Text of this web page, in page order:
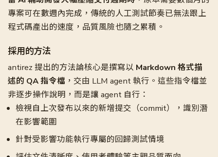
專案可在數週內完成，傳統的人工測試節奏已無法跟上
程式碼產出的速度，品質風險也隨之累積。
採用的方法
antirez 提出的方法論核心是撰寫以 Markdown 格式描
述的 QA 指令檔 ，交由 LLM agent 執行。這些指令檔並
非逐步操作說明，而是讓 agent 自行：
檢視自上次發布以來的新增提交（commit），識別潛
在影響範圍
針對受影響功能執行專屬的回歸測試情境